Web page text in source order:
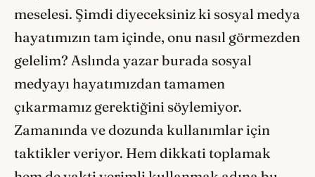
meselesi. Şimdi diyeceksiniz ki sosyal medya
hayatımızın tam içinde, onu nasıl görmezden
gelelim? Aslında yazar burada sosyal
medyayı hayatımızdan tamamen
çıkarmamız gerektiğini söylemiyor.
Zamanında ve dozunda kullanımlar için
taktikler veriyor. Hem dikkati toplamak